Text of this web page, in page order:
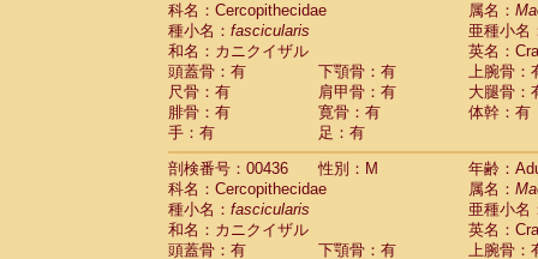
科名：Cercopithecidae
属名：
種小名： fascicularis
亜種小名
和名：カニクイザル
英名：
頭蓋骨：有
下顎骨：有
上腕骨：
尺骨：有
肩甲骨：有
大腿骨：
腓骨：有
寛骨：有
体幹：有
手：有
足：有
剖検番号：00436
性別：M
年齢：
科名：Cercopithecidae
属名：
種小名： fascicularis
亜種小名
和名：カニクイザル
英名：
頭蓋骨：有
下顎骨：有
上腕骨：